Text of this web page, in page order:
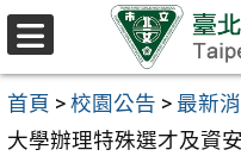
跳至主要內容區
首頁 > 校園公告 > 最新
大學辦理特殊選才及資
選
單